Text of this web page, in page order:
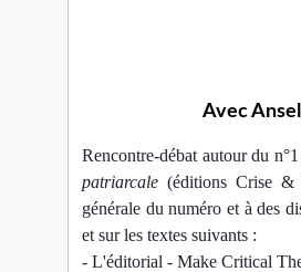
Avec
Rencontre-débat autour du
patriarcale (éditions Crise &
générale du numéro et à des
et sur les textes suivants :
- L'éditorial - Make Critical